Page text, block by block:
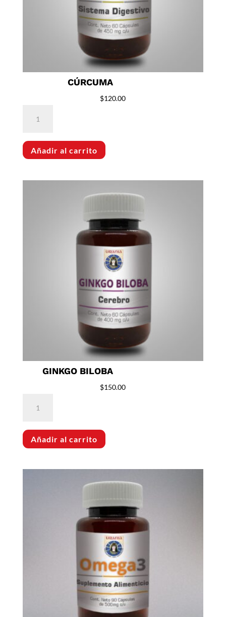
CÚRCUMA
$120.00
cantidad
Añadir al carrito
GINKGO BILOBA
$150.00
Biloba
Añadir al carrito